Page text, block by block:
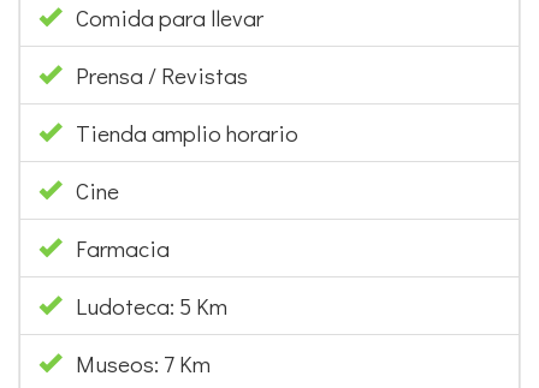
Comida para llevar
Prensa / Revistas
Tienda amplio horario
Cine
Farmacia
Ludoteca: 5 Km
Museos: 7 Km